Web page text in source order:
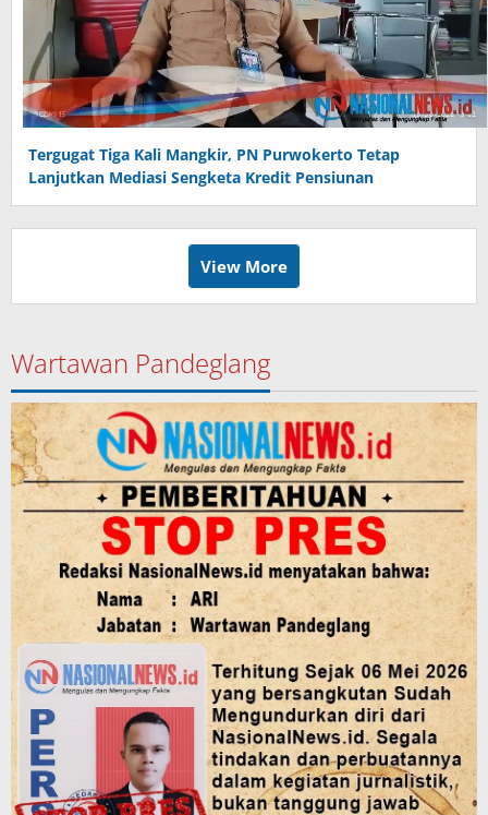
Tergugat Tiga Kali Mangkir, PN Purwokerto Tetap
Lanjutkan Mediasi Sengketa Kredit Pensiunan
View More
Wartawan Pandeglang